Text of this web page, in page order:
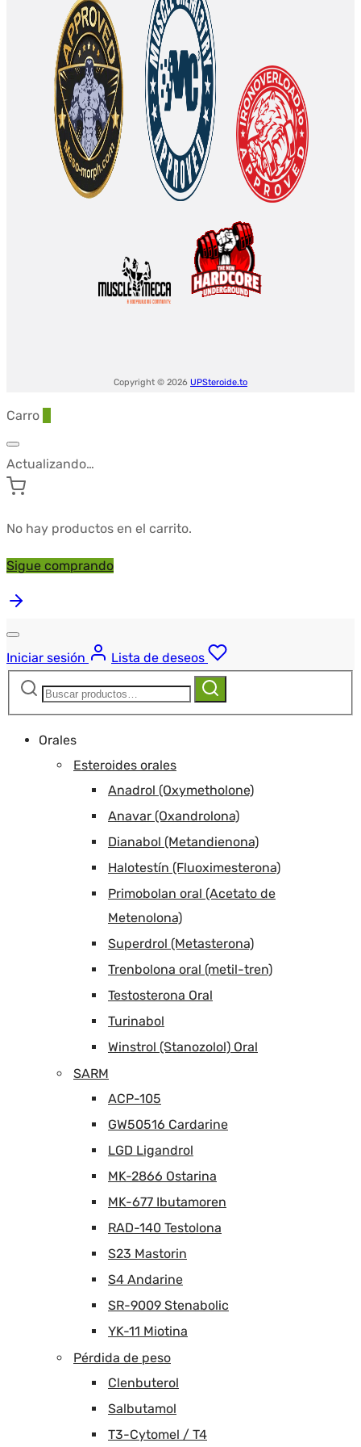
Copyright © 2026 UPSteroide.to
Carro
Actualizando…
No hay productos en el carrito.
Sigue comprando
Iniciar sesión
Lista de deseos
Buscar:
Buscar
Orales
Esteroides orales
Anadrol (Oxymetholone)
Anavar (Oxandrolona)
Dianabol (Metandienona)
Halotestín (Fluoximesterona)
Primobolan oral (Acetato de
Metenolona)
Superdrol (Metasterona)
Trenbolona oral (metil-tren)
Testosterona Oral
Turinabol
Winstrol (Stanozolol) Oral
SARM
ACP-105
GW50516 Cardarine
LGD Ligandrol
MK-2866 Ostarina
MK-677 Ibutamoren
RAD-140 Testolona
S23 Mastorin
S4 Andarine
SR-9009 Stenabolic
YK-11 Miotina
Pérdida de peso
Clenbuterol
Salbutamol
T3-Cytomel / T4